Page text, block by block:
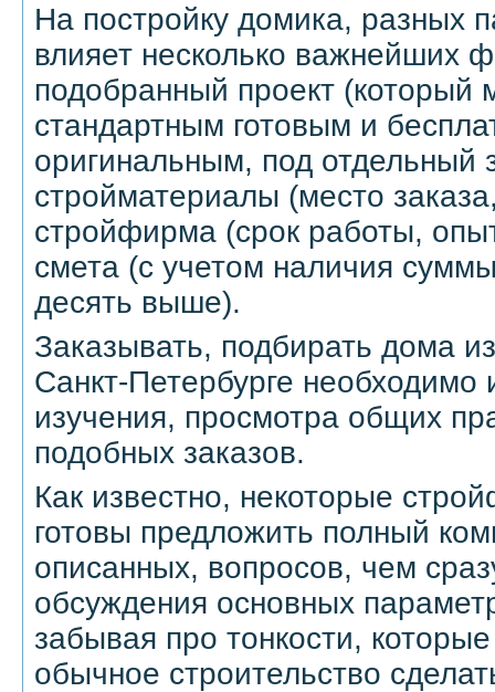
На постройку домика, разных
влияет несколько важнейших
подобранный проект
стандартным готовым и
оригинальным, под отдельный
стройматериалы (место
стройфирма (срок работы,
смета (с учетом наличия
десять выше).
Заказывать, подбирать дома
Санкт-Петербурге необходимо
изучения, просмотра общих
подобных заказов.
Как известно, некоторые
готовы предложить полный
описанных, вопросов, чем
обсуждения основных
забывая про тонкости,
обычное строительство